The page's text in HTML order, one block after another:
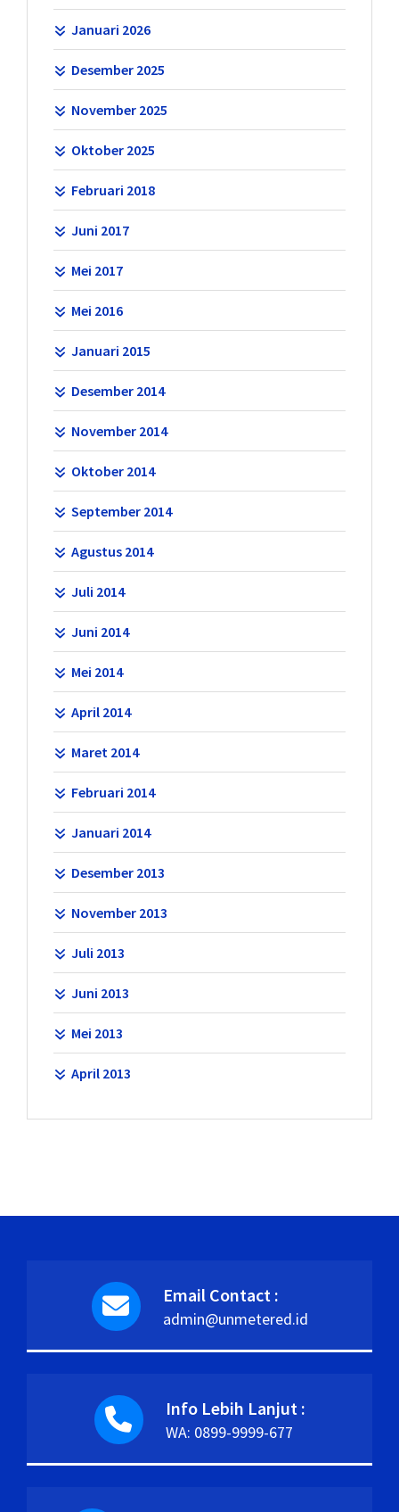
Januari 2026
Desember 2025
November 2025
Oktober 2025
Februari 2018
Juni 2017
Mei 2017
Mei 2016
Januari 2015
Desember 2014
November 2014
Oktober 2014
September 2014
Agustus 2014
Juli 2014
Juni 2014
Mei 2014
April 2014
Maret 2014
Februari 2014
Januari 2014
Desember 2013
November 2013
Juli 2013
Juni 2013
Mei 2013
April 2013
Email Contact :
admin@unmetered.id
Info Lebih Lanjut :
WA: 0899-9999-677